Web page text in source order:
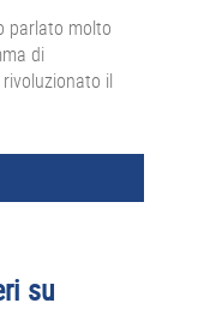
parlato molto
di
il
su